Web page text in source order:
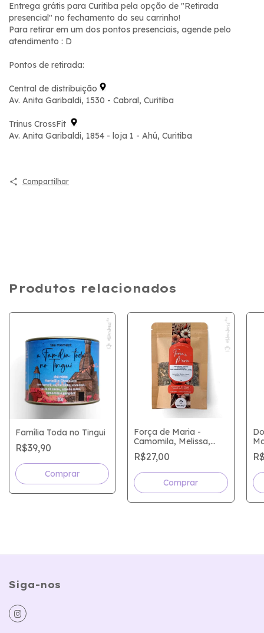
Entrega grátis para Curitiba pela opção de "Retirada
presencial" no fechamento do seu carrinho!
Para retirar em um dos pontos presenciais, agende pelo
atendimento : D
Pontos de retirada:
Central de distribuição
Av. Anita Garibaldi, 1530 - Cabral, Curitiba
Trinus CrossFit
Av. Anita Garibaldi, 1854 - loja 1 - Ahú, Curitiba
Compartilhar
Produtos relacionados
Família Toda no Tingui
R$39,90
Força de Maria -
Camomila, Melissa,
Canela, Verbena e
Cumaru
R$27,00
Siga-nos